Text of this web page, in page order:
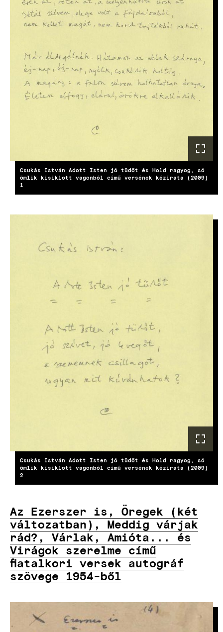
Csukás István Adott Isten jó tüdőt és Hold ragyog, só
ömlik kisiklott vagonból című versének kézirata (2009)
1
Csukás István Adott Isten jó tüdőt és Hold ragyog, só
ömlik kisiklott vagonból című versének kézirata (2009)
2
Az Ezerszer is, Öregek (két
változatban), Meddig várjak
rád?, Várlak, Amióta... és
Virágok szerelme című
fiatalkori versek autográf
szövege 1954-ből
KÉP